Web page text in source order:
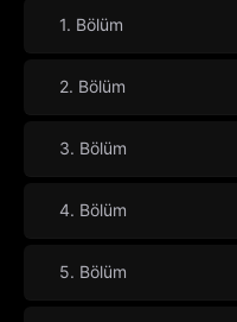
1. Bölüm
2. Bölüm
3. Bölüm
4. Bölüm
5. Bölüm